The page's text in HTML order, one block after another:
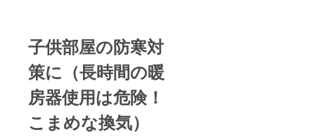
子供部屋の防寒対
策に（長時間の暖
房器使用は危険！
こまめな換気）